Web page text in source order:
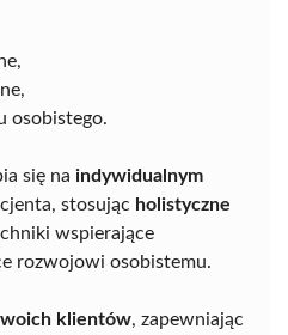
osobistego.
się na indywidualnym
stosując holistyczne
wspierające
rozwojowi osobistemu.
klientów, zapewniając